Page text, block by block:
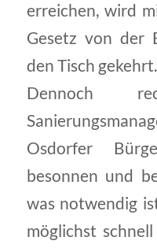
erreichen, wird
Gesetz von der
den Tisch gekehrt.
Dennoch
Osdorfer
besonnen und
was notwendig
möglichst